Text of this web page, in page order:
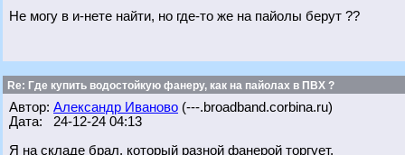
Не могу в и-нете найти, но где-то же на пайолы берут ??
Re: Где купить водостойкую фанеру, как на пайолах в ПВХ ?
Автор: Александр Иваново (---.broadband.corbina.ru)
Дата: 24-12-24 04:13
Я на складе брал, который разной фанерой торгует.